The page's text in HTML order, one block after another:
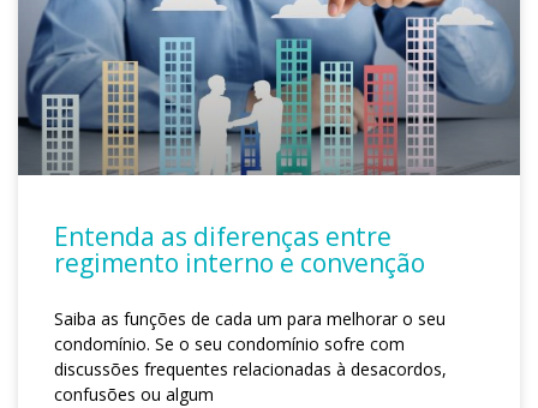
Entenda as diferenças entre
regimento interno e convenção
Saiba as funções de cada um para melhorar o seu
condomínio. Se o seu condomínio sofre com
discussões frequentes relacionadas à desacordos,
confusões ou algum